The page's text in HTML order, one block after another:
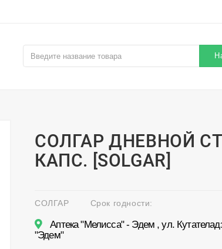
СОЛГАР ДНЕВНОЙ
КАПС. [SOLGAR]
СОЛГАР Срок годности:
Аптека "Мелисса" - Эдем , ул.
"Эдем"